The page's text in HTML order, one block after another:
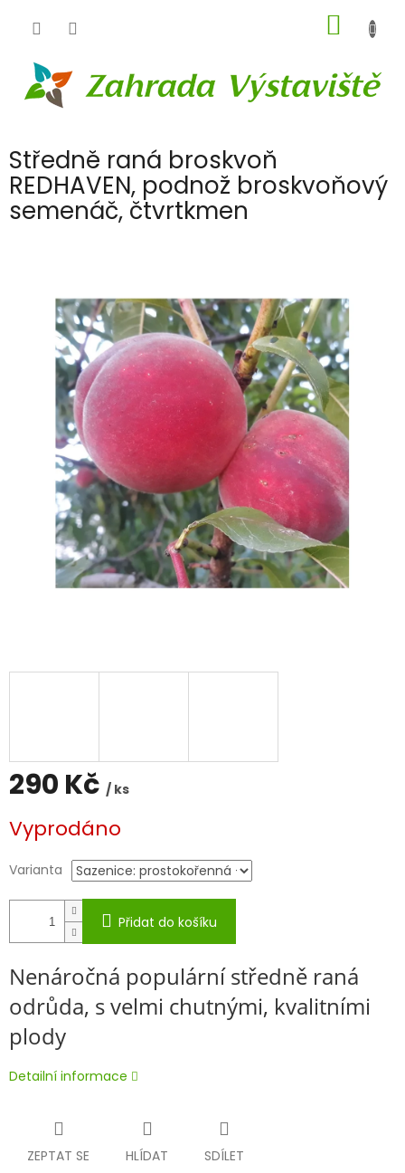
KOŠÍK
Středně raná broskvoň
REDHAVEN, podnož broskvoňový
semenáč, čtvrtkmen
290 Kč / ks
cena:
Vyprodáno
Varianta
Přidat do košíku
Nenáročná populární středně raná
odrůda, s velmi chutnými, kvalitními
plody
Detailní informace
ZEPTAT SE HLÍDAT SDÍLET